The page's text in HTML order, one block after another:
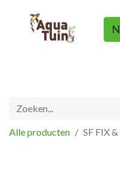
Alle producten SF FIX